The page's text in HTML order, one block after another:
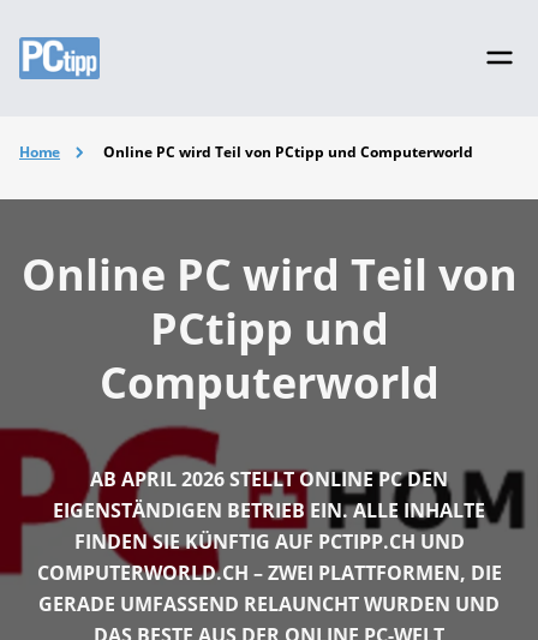
Home Online PC wird Teil von PCtipp und Computerworld
Online PC wird Teil von
PCtipp und
Computerworld
AB APRIL 2026 STELLT ONLINE PC DEN
EIGENSTÄNDIGEN BETRIEB EIN. ALLE INHALTE
FINDEN SIE KÜNFTIG AUF PCTIPP.CH UND
COMPUTERWORLD.CH – ZWEI PLATTFORMEN, DIE
GERADE UMFASSEND RELAUNCHT WURDEN UND